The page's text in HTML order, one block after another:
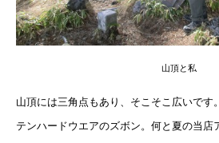
山頂と私
山頂には三角点もあり、そこそこ広いです
テンハードウエアのズボン。何と夏の当店